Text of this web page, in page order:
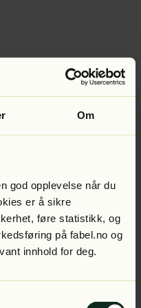
Om
god opplevelse når du
er å sikre
føre statistikk, og
på fabel.no og
innhold for deg.